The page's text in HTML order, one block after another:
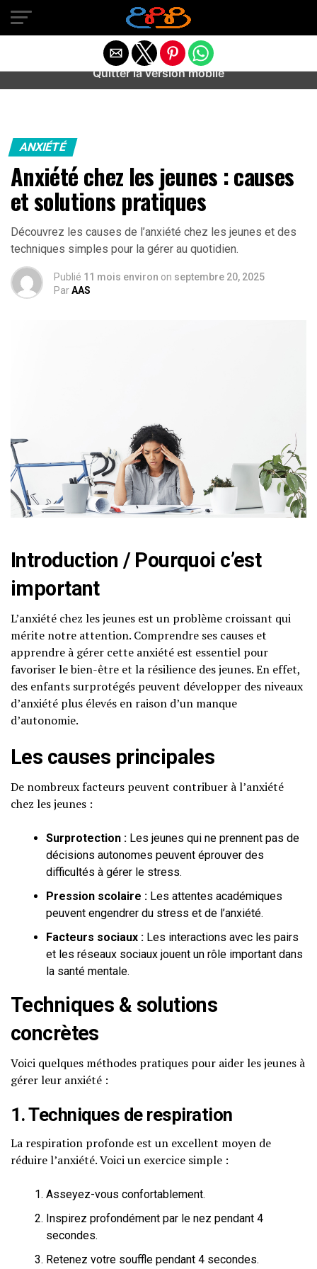
Warning
: preg_match(): Unknown modifier '/' in
/home/u589487443/domains/aideanxietestress.fr/
content/plugins/idev-post-views/includes/class-bots.php
ANXIÉTÉ
Anxiété chez les jeunes : causes
et solutions pratiques
Découvrez les causes de l’anxiété chez les jeunes et des
techniques simples pour la gérer au quotidien.
Publié 11 mois environ on septembre 20, 2025
ParAAS
Introduction / Pourquoi c’est
important
L’anxiété chez les jeunes est un problème croissant qui
mérite notre attention. Comprendre ses causes et
apprendre à gérer cette anxiété est essentiel pour
favoriser le bien-être et la résilience des jeunes. En effet,
des enfants surprotégés peuvent développer des niveaux
d’anxiété plus élevés en raison d’un manque
d’autonomie.
Les causes principales
De nombreux facteurs peuvent contribuer à l’anxiété
chez les jeunes :
Surprotection : Les jeunes qui ne prennent pas de
décisions autonomes peuvent éprouver des
difficultés à gérer le stress.
Pression scolaire : Les attentes académiques
peuvent engendrer du stress et de l’anxiété.
Facteurs sociaux : Les interactions avec les pairs
et les réseaux sociaux jouent un rôle important dans
la santé mentale.
Techniques & solutions
concrètes
Voici quelques méthodes pratiques pour aider les jeunes à
gérer leur anxiété :
1. Techniques de respiration
La respiration profonde est un excellent moyen de
réduire l’anxiété. Voici un exercice simple :
Asseyez-vous confortablement.
Inspirez profondément par le nez pendant 4
secondes.
Retenez votre souffle pendant 4 secondes.
Quitter la version mobile